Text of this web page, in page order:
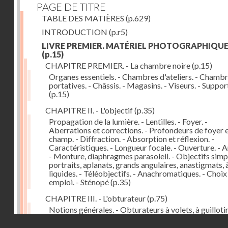
PAGE DE TITRE
TABLE DES MATIÈRES (p.629)
INTRODUCTION (p.r5)
LIVRE PREMIER. MATÉRIEL PHOTOGRAPHIQUE
(p.15)
CHAPITRE PREMIER. - La chambre noire(p.15)
Organes essentiels. - Chambres d'ateliers. -
portatives. - Châssis. - Magasins. - Viseurs. -
(p.15)
CHAPITRE II. - L'objectif(p.35)
Propagation de la lumière. - Lentilles. - Foyer. -
Aberrations et corrections. - Profondeurs de foyer
champ. - Diffraction. - Absorption et réflexion. -
Caractéristiques. - Longueur focale. - Ouverture. -
- Monture, diaphragmes parasoleil. - Objectifs
portraits, aplanats, grands angulaires, anastigmats,
liquides. - Téléobjectifs. - Anachromatiques. -
emploi. - Sténopé(p.35)
CHAPITRE III. - L'obturateur(p.75)
Notions générales. - Obturateurs à volets, à